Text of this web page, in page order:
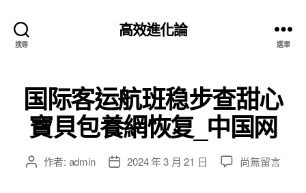
搜尋
高效進化論
選單
国际客运航班稳步查甜心
寶貝包養網恢复_中国网
文 作者: admin
文 2024 年 3 月 21 日
在
尚無留言